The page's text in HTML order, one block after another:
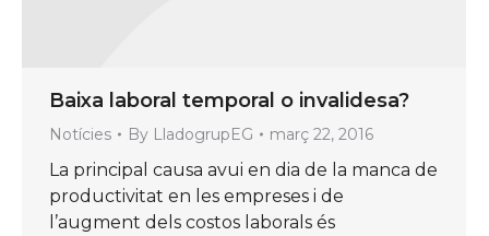
Baixa laboral temporal o invalidesa?
Notícies By LladogrupEG març 22, 2016
La principal causa avui en dia de la manca de
productivitat en les empreses i de
l’augment dels costos laborals és